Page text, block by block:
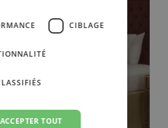
CIBLAGE
ACCEPTER TOUT